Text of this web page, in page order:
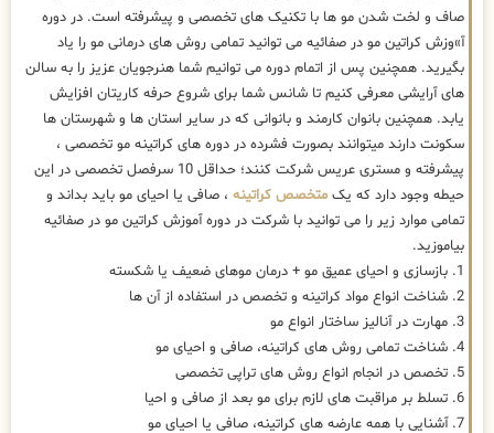
صاف و لخت شدن مو ها با تکنیک های تخصصی و پیشرفته است. در دوره
آ»وزش کراتین مو در صفائیه می توانید تمامی روش های درمانی مو را یاد
بگیرید. همچنین پس از اتمام دوره می توانیم شما هنرجویان عزیز را به سالن
های آرایشی معرفی کنیم تا شانس شما برای شروع حرفه کاریتان افزایش
یابد. همچنین بانوان کارمند و بانوانی که در سایر استان ها و شهرستان ها
سکونت دارند میتوانند بصورت فشرده در دوره های کراتینه مو تخصصی ،
پیشرفته و مستری عریس شرکت کنند؛ حداقل 10 سرفصل تخصصی در این
حیطه وجود دارد که یک متخصص کراتینه ، صافی یا احیای مو باید بداند و
تمامی موارد زیر را می توانید با شرکت در دوره آموزش کراتین مو در صفائیه
بیاموزید.
1. بازسازی و احیای عمیق مو + درمان موهای ضعیف یا شکسته
2. شناخت انواع مواد کراتینه و تخصص در استفاده از آن ها
3. مهارت در آنالیز ساختار انواع مو
4. شناخت تمامی روش های کراتینه، صافی و احیای مو
5. تخصص در انجام انواع روش های تراپی تخصصی
6. تسلط بر مراقبت های لازم برای مو بعد از صافی و احیا
7. آشنایی با همه عارضه های کراتینه، صافی یا احیای مو